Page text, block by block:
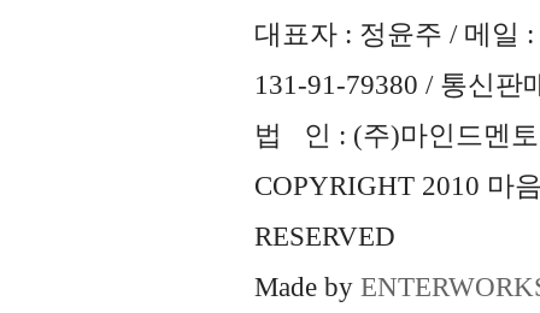
대표자 : 정윤주 / 메일 :
131-91-79380 / 통신판
법 인 : (주)마인드멘토
COPYRIGHT 2010 마
RESERVED
Made by